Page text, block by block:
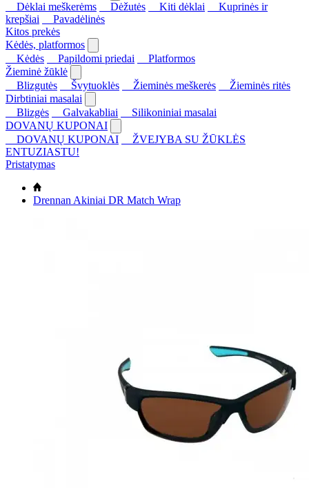
Dėklai meškerėms
Dėžutės Kiti dėklai
Kuprinės ir
krepšiai
Pavadėlinės
Kitos prekės
Kėdės, platformos
Kėdės
Papildomi priedai
Platformos
Žieminė žūklė
Blizgutės
Švytuoklės Žieminės meškerės
Žieminės ritės
Dirbtiniai masalai
Blizgės
Galvakabliai
Silikoniniai masalai
DOVANŲ KUPONAI
DOVANŲ KUPONAI
ŽVEJYBA SU ŽŪKLĖS
ENTUZIASTU!
Pristatymas
Drennan Akiniai DR Match Wrap